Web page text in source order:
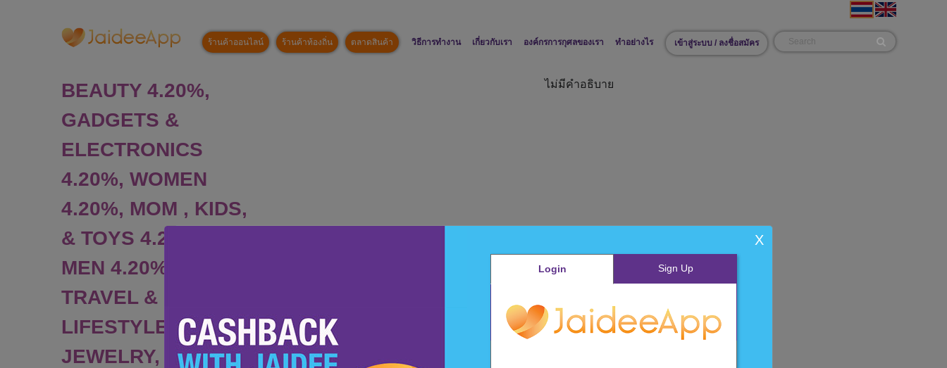
ร้านค้าออนไลน์ ร้านค้าท้องถิ่น ตลาดสินค้า วิธีการทำงาน เกี่ยวกับเรา องค์กรการกุศลของเรา ทำอย่างไร เข้าสู่ระบบ / ลงชื่อสมัคร
BEAUTY 4.20%,
GADGETS &
ELECTRONICS
4.20%, WOMEN
4.20%, MOM , KIDS,
& TOYS 4.20%,
MEN 4.20%,
TRAVEL &
LIFESTYLE 4.20%,
JEWELRY,
ไม่มีคำอธิบาย
X
Login Sign Up